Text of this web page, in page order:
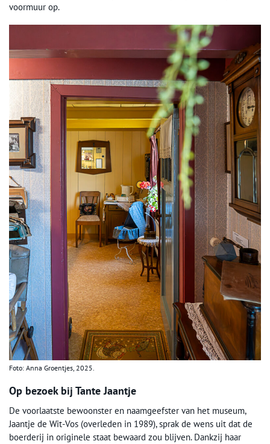
voormuur op.
Foto: Anna Groentjes, 2025.
Op bezoek bij Tante Jaantje
De voorlaatste bewoonster en naamgeefster van het museum,
Jaantje de Wit-Vos (overleden in 1989), sprak de wens uit dat de
boerderij in originele staat bewaard zou blijven. Dankzij haar